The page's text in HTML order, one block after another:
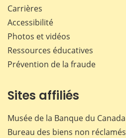
Carrières
Accessibilité
Photos et vidéos
Ressources éducatives
Prévention de la fraude
Sites affiliés
Musée de la Banque du Canada
Bureau des biens non réclamés